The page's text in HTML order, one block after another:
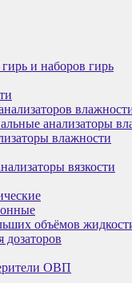
и наборов гирь
анализаторы
влажности
вязкости
объёмов
дозаторов
ОВП